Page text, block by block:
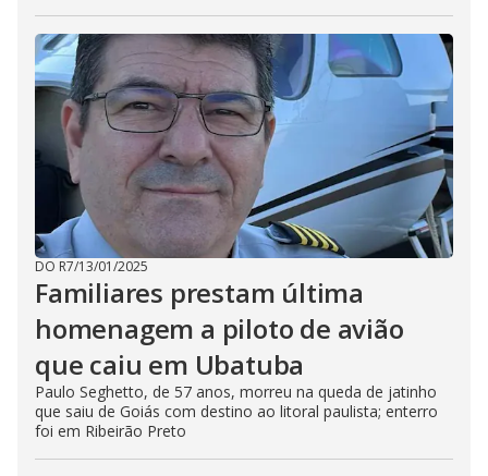
DO R7/13/01/2025
Familiares prestam última
homenagem a piloto de avião
que caiu em Ubatuba
Paulo Seghetto, de 57 anos, morreu na queda de jatinho
que saiu de Goiás com destino ao litoral paulista; enterro
foi em Ribeirão Preto